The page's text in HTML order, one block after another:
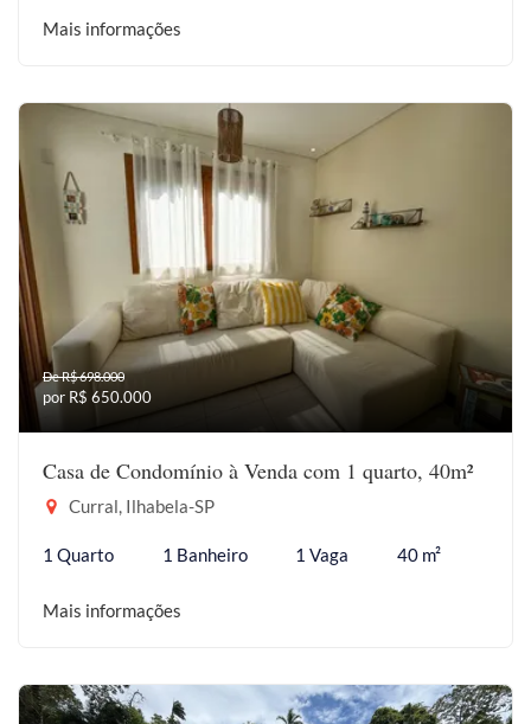
Mais informações
De R$ 698.000
por R$ 650.000
Casa de Condomínio à Venda com 1 quarto, 40m²
Curral, Ilhabela-SP
1 Quarto 1 Banheiro 1 Vaga 40 m²
Mais informações